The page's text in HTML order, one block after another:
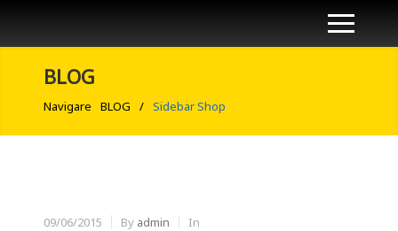
BLOG
Navigare BLOG / Sidebar Shop
09/06/2015 By admin
In